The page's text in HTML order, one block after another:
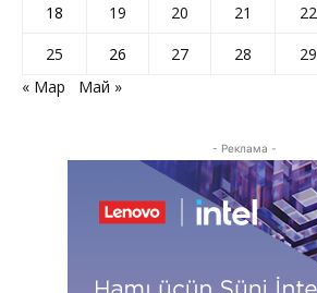
18
19 20 21 22
25
26 27 28 29
« Мар
Май »
- Реклама -